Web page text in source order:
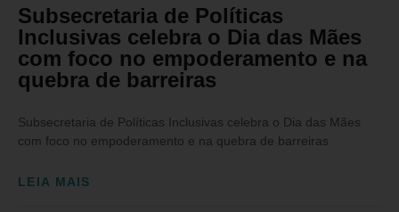
Subsecretaria de Políticas
Inclusivas celebra o Dia das Mães
com foco no empoderamento e na
quebra de barreiras
Subsecretaria de Políticas Inclusivas celebra o Dia das Mães
com foco no empoderamento e na quebra de barreiras
LEIA MAIS